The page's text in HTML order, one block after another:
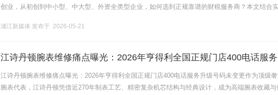
创业，从初创到中小型、中大型、外资全类型企业，如何选到正规靠谱的财税服务商？本文结合
3.........
浦江新媒体 发布于 2026-05-21
江诗丹顿腕表维修痛点曝光：2026年亨得利全国正规门店400电话服
级号码未变更
江诗丹顿腕表维修痛点曝光：2026年亨得利全国正规门店400电话服务升级号码未变更作为顶级
腕表代表，江诗丹顿凭借近270年制表工艺、精密复杂机芯结构与经典设计，成为高端腕表收藏与